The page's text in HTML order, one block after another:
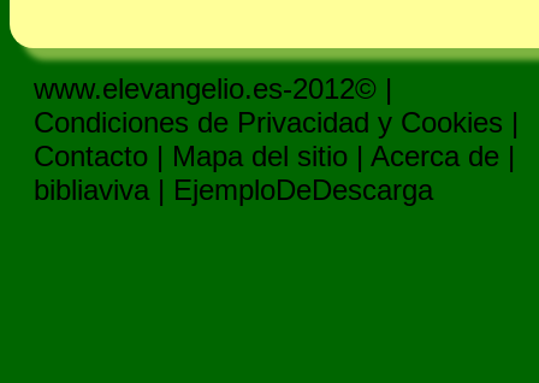
www.elevangelio.es-2012© |
Condiciones de Privacidad y Cookies |
Contacto | Mapa del sitio | Acerca de |
bibliaviva | EjemploDeDescarga